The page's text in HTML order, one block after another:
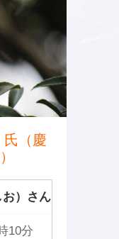
氏（慶
）さん
10分